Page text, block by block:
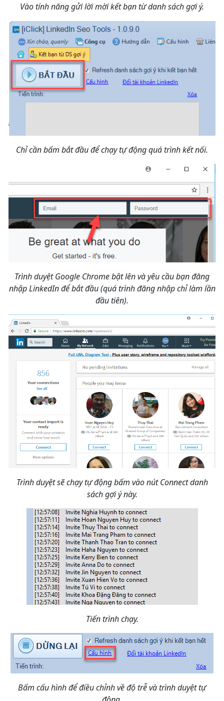
Vào tính năng gửi lời mời kết bạn từ danh sách gợi ý.
Chỉ cần bấm bắt đầu để chạy tự động quá trình kết nối.
Trình duyệt Google Chrome bật lên và yêu cầu bạn đăng
nhập LinkedIn để bắt đầu (quá trình đăng nhập chỉ làm lần
đầu tiên).
Trình duyệt sẽ chạy tự động bấm vào nút Connect danh
sách gợi ý này.
Tiến trình chạy.
Bấm cấu hình để điều chỉnh về độ trễ và trình duyệt tự